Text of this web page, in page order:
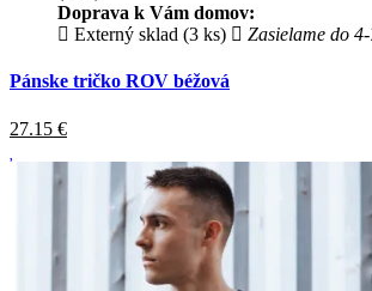
Doprava k Vám domov:
Externý sklad (3 ks)
Zasielame do
Pánske tričko ROV béžová
27.15 €